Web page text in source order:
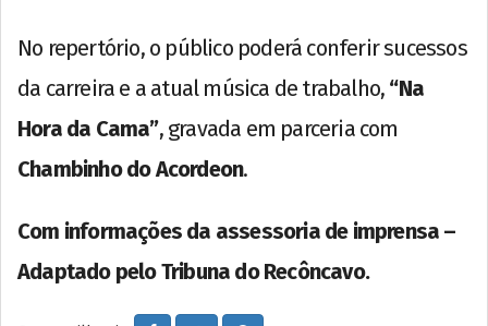
No repertório, o público poderá conferir sucessos
da carreira e a atual música de trabalho, “Na
Hora da Cama”, gravada em parceria com
Chambinho do Acordeon.
Com informações da assessoria de imprensa –
Adaptado pelo Tribuna do Recôncavo.